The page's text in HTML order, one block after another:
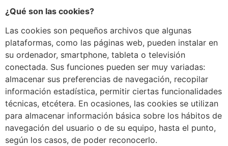
¿Qué son las cookies?
Las cookies son pequeños archivos que algunas
plataformas, como las páginas web, pueden instalar en
su ordenador, smartphone, tableta o televisión
conectada. Sus funciones pueden ser muy variadas:
almacenar sus preferencias de navegación, recopilar
información estadística, permitir ciertas funcionalidades
técnicas, etcétera. En ocasiones, las cookies se utilizan
para almacenar información básica sobre los hábitos de
navegación del usuario o de su equipo, hasta el punto,
según los casos, de poder reconocerlo.